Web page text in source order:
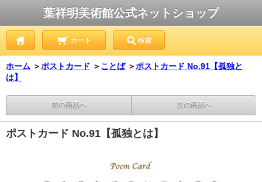
葉祥明美術館公式ネットショップ
カート 検索
ホーム ＞ポストカード ＞ ことば ＞ポストカード No.91【孤独と
は】
前の商品へ 次の商品へ
ポストカード No.91【孤独とは】